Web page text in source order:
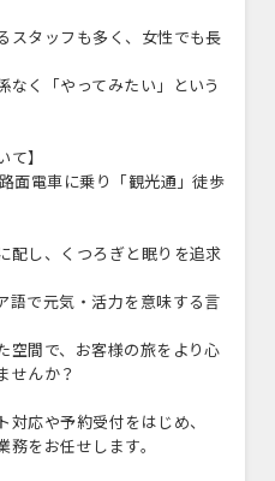
スタッフも多く、女性でも長
なく「やってみたい」という
】
面電車に乗り「観光通」徒歩
配し、くつろぎと眠りを追求
語で元気・活力を意味する言
空間で、お客様の旅をより心
せんか？
応や予約受付をはじめ、
をお任せします。